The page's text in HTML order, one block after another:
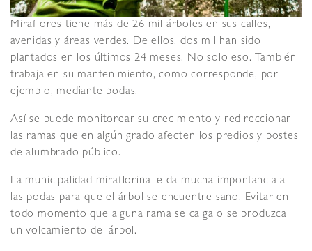
Miraflores tiene más de 26 mil árboles en sus calles,
avenidas y áreas verdes. De ellos, dos mil han sido
plantados en los últimos 24 meses. No solo eso. También
trabaja en su mantenimiento, como corresponde, por
ejemplo, mediante podas.
Así se puede monitorear su crecimiento y redireccionar
las ramas que en algún grado afecten los predios y postes
de alumbrado público.
La municipalidad miraflorina le da mucha importancia a
las podas para que el árbol se encuentre sano. Evitar en
todo momento que alguna rama se caiga o se produzca
un volcamiento del árbol.